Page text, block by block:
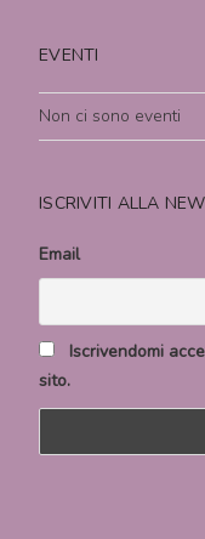
EVENTI
Non ci sono eventi
ISCRIVITI ALLA
Email
Iscrivendomi
sito.